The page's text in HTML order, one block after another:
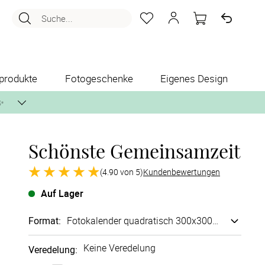
Suche...
Fotogeschenke Eigenes Design
per Post zusenden.
Schönste Gemeinsamzeit
(4.90 von 5)Kundenbewertungen
Auf Lager
Format: Fotokalender quadratisch 300x300mm
Veredelung: Keine Veredelung